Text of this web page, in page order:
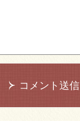
コメント送信